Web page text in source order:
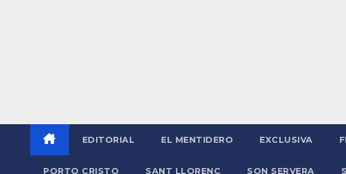
EDITORIAL EL MENTIDERO EXCLUSIVA
PORTO CRISTO SANT LLORENÇ SON SERVERA